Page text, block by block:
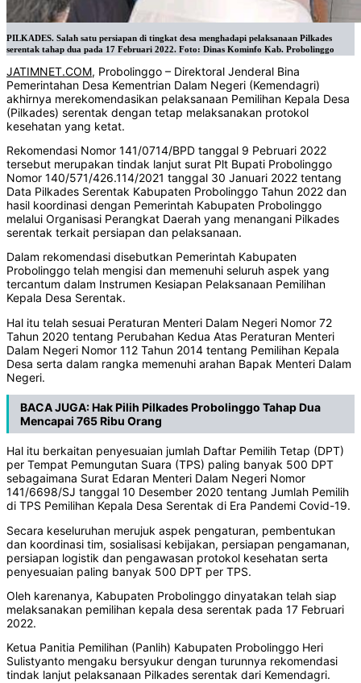
PILKADES. Salah satu persiapan di tingkat desa menghadapi pelaksanaan Pilkades
serentak tahap dua pada 17 Februari 2022. Foto: Dinas Kominfo Kab. Probolinggo
JATIMNET.COM, Probolinggo – Direktoral Jenderal Bina
Pemerintahan Desa Kementrian Dalam Negeri (Kemendagri)
akhirnya merekomendasikan pelaksanaan Pemilihan Kepala Desa
(Pilkades) serentak dengan tetap melaksanakan protokol
kesehatan yang ketat.
Rekomendasi Nomor 141/0714/BPD tanggal 9 Pebruari 2022
tersebut merupakan tindak lanjut surat Plt Bupati Probolinggo
Nomor 140/571/426.114/2021 tanggal 30 Januari 2022 tentang
Data Pilkades Serentak Kabupaten Probolinggo Tahun 2022 dan
hasil koordinasi dengan Pemerintah Kabupaten Probolinggo
melalui Organisasi Perangkat Daerah yang menangani Pilkades
serentak terkait persiapan dan pelaksanaan.
Dalam rekomendasi disebutkan Pemerintah Kabupaten
Probolinggo telah mengisi dan memenuhi seluruh aspek yang
tercantum dalam Instrumen Kesiapan Pelaksanaan Pemilihan
Kepala Desa Serentak.
Hal itu telah sesuai Peraturan Menteri Dalam Negeri Nomor 72
Tahun 2020 tentang Perubahan Kedua Atas Peraturan Menteri
Dalam Negeri Nomor 112 Tahun 2014 tentang Pemilihan Kepala
Desa serta dalam rangka memenuhi arahan Bapak Menteri Dalam
Negeri.
BACA JUGA:Hak Pilih Pilkades Probolinggo Tahap Dua
Mencapai 765 Ribu Orang
Hal itu berkaitan penyesuaian jumlah Daftar Pemilih Tetap (DPT)
per Tempat Pemungutan Suara (TPS) paling banyak 500 DPT
sebagaimana Surat Edaran Menteri Dalam Negeri Nomor
141/6698/SJ tanggal 10 Desember 2020 tentang Jumlah Pemilih
di TPS Pemilihan Kepala Desa Serentak di Era Pandemi Covid-19.
Secara keseluruhan merujuk aspek pengaturan, pembentukan
dan koordinasi tim, sosialisasi kebijakan, persiapan pengamanan,
persiapan logistik dan pengawasan protokol kesehatan serta
penyesuaian paling banyak 500 DPT per TPS.
Oleh karenanya, Kabupaten Probolinggo dinyatakan telah siap
melaksanakan pemilihan kepala desa serentak pada 17 Februari
2022.
Ketua Panitia Pemilihan (Panlih) Kabupaten Probolinggo Heri
Sulistyanto mengaku bersyukur dengan turunnya rekomendasi
tindak lanjut pelaksanaan Pilkades serentak dari Kemendagri.